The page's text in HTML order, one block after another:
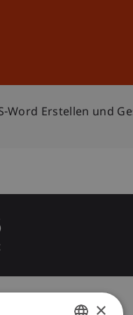
Word Erstellen und
×